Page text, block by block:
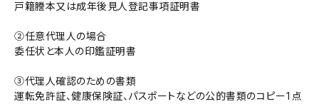
戸籍謄本又は成年後見人登記事項証明書
②任意代理人の場合
委任状と本人の印鑑証明書
③代理人確認のための書類
運転免許証、健康保険証、パスポートなどの公的書類のコピー1点